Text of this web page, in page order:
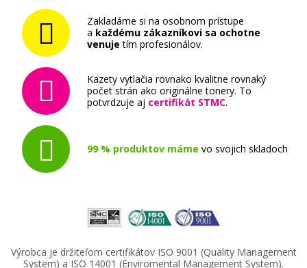
Pridať do košíka
Ricoh 407546 (Žltý)
Originálny toner
80,90 €
Pridať do košíka
Zakladáme si na osobnom prístupe
a každému zákazníkovi sa ochotne
venuje tím profesionálov.
Kazety vytlačia rovnako kvalitne rovnaký
počet strán ako originálne tonery. To
potvrdzuje aj certifikát STMC.
99 % produktov máme vo svojich skladoch
Výrobca je držiteľom certifikátov ISO 9001 (Quality Management
System) a ISO 14001 (Enviromental Management System).